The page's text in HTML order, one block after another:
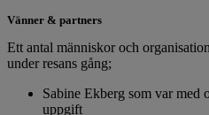
Vänner & partners
Ett antal människor och
under resans gång;
Sabine Ekberg som var
uppgift